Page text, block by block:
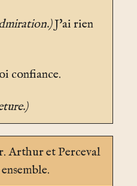
J'ai rien
confiance.
Arthur et Perceval